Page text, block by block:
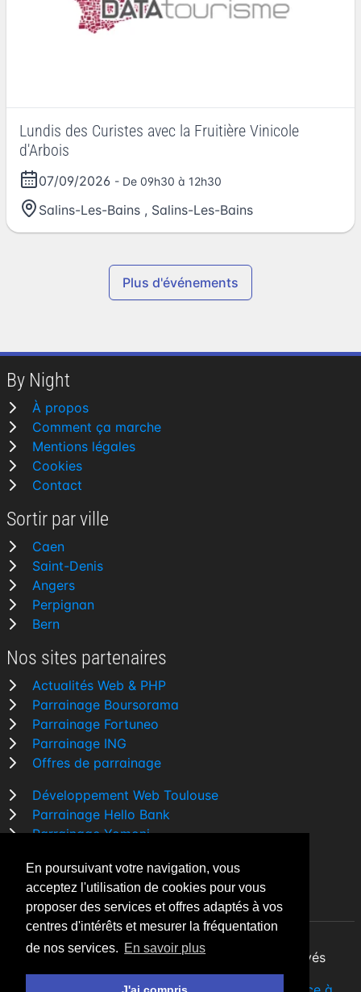
En poursuivant votre navigation, vous
acceptez l'utilisation de cookies pour vous
proposer des services et offres adaptés à vos
centres d'intérêts et mesurer la fréquentation
de nos services. En savoir plus
Lundis des Curistes avec la Fruitière Vinicole
d'Arbois
07/09/2026 - De 09h30 à 12h30
Salins-Les-Bains , Salins-Les-Bains
Plus d'événements
By Night
À propos
Comment ça marche
Mentions légales
Cookies
Contact
Sortir par ville
Caen
Saint-Denis
Angers
Perpignan
Bern
Nos sites partenaires
Actualités Web & PHP
Parrainage Boursorama
Parrainage Fortuneo
Parrainage ING
Offres de parrainage
Développement Web Toulouse
Parrainage Hello Bank
Parrainage Yomoni
Comparatif banque
By Night v5.7.3| © 2026 - Tous droits réservés